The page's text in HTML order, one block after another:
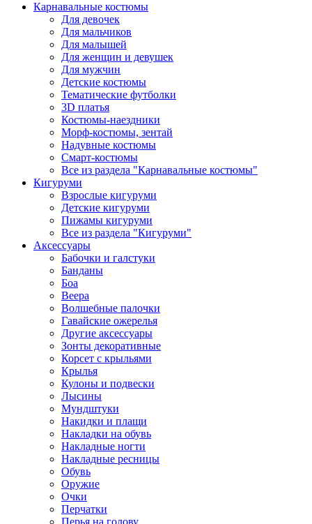
Карнавальные костюмы
Для девочек
Для мальчиков
Для малышей
Для женщин и девушек
Для мужчин
Детские костюмы
Тематические футболки
3D платья
Костюмы-наездники
Морф-костюмы, зентай
Надувные костюмы
Смарт-костюмы
Все из раздела "Карнавальные костюмы"
Кигуруми
Взрослые кигуруми
Детские кигуруми
Пижамы кигуруми
Все из раздела "Кигуруми"
Аксессуары
Бабочки и галстуки
Банданы
Боа
Веера
Волшебные палочки
Гавайские ожерелья
Другие аксессуары
Зонты декоративные
Корсет с крыльями
Крылья
Кулоны и подвески
Лысины
Мундштуки
Накидки и плащи
Накладки на обувь
Накладные ногти
Накладные ресницы
Обувь
Оружие
Очки
Перчатки
Перья на голову